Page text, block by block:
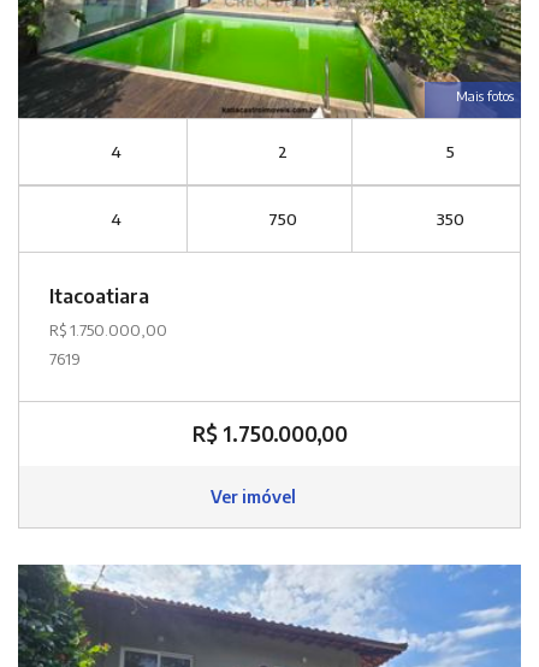
Mais fotos
4 2 5
4 750 350
Itacoatiara
R$ 1.750.000,00
7619
R$ 1.750.000,00
Ver imóvel